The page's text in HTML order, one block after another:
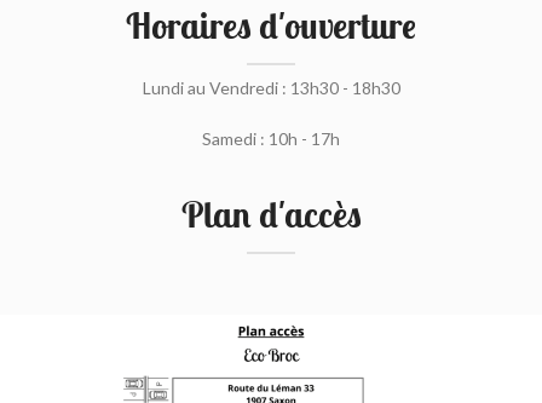
Horaires d'ouverture
Lundi au Vendredi : 13h30 - 18h30
Samedi : 10h - 17h
Plan d'accès